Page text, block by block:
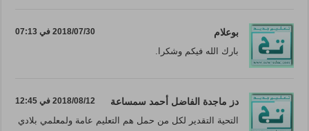
بوعلام 2018/07/30 في 07:13
بارك الله فيكم وشكرا.
دز ماجدة الفاضل أحمد سمساعة 2018/08/12 في 12:45
التحية التقدير لكل من حمل هم التعليم عامة ولمعلمي بلادي